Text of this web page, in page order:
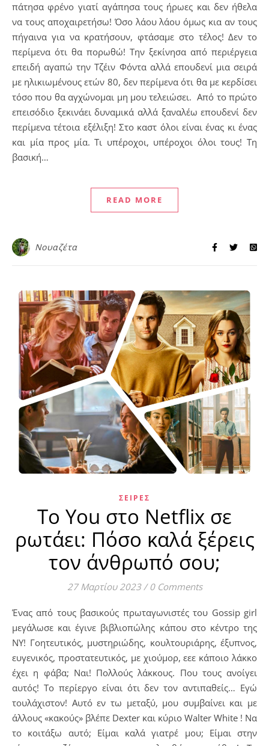
πάτησα φρένο γιατί αγάπησα τους ήρωες και δεν ήθελα
να τους αποχαιρετήσω! Όσο λάου λάου όμως κια αν τους
πήγαινα για να κρατήσουν, φτάσαμε στο τέλος! Δεν το
περίμενα ότι θα πορωθώ! Την ξεκίνησα από περιέργεια
επειδή αγαπώ την Τζέιν Φόντα αλλά επουδενί μια σειρά
με ηλικιωμένους ετών 80, δεν περίμενα ότι θα με κερδίσει
τόσο που θα αγχώνομαι μη μου τελειώσει. Από το πρώτο
επεισόδιο ξεκινάει δυναμικά αλλά ξαναλέω επουδενί δεν
περίμενα τέτοια εξέλιξη! Στο καστ όλοι είναι ένας κι ένας
και μία προς μία. Τι υπέροχοι, υπέροχοι όλοι τους! Τη
βασική…
READ MORE
Νουαζέτα
ΣΕΙΡΈΣ
Το You στο Netflix σε
ρωτάει: Πόσο καλά ξέρεις
τον άνθρωπό σου;
27 Μαρτίου 2023 / 0 Comments
Ένας από τους βασικούς πρωταγωνιστές του Gossip girl
μεγάλωσε και έγινε βιβλιοπώλης κάπου στο κέντρο της
ΝΥ! Γοητευτικός, μυστηριώδης, κουλτουριάρης, έξυπνος,
ευγενικός, προστατευτικός, με χιούμορ, εεε κάποιο λάκκο
έχει η φάβα; Ναι! Πολλούς λάκκους. Που τους ανοίγει
αυτός! Το περίεργο είναι ότι δεν τον αντιπαθείς… Εγώ
τουλάχιστον! Αυτό εν τω μεταξύ, μου συμβαίνει και με
άλλους «κακούς» βλέπε Dexter και κύριο Walter White ! Να
το κοιτάξω αυτό; Είμαι καλά γιατρέ μου; Είμαι στην